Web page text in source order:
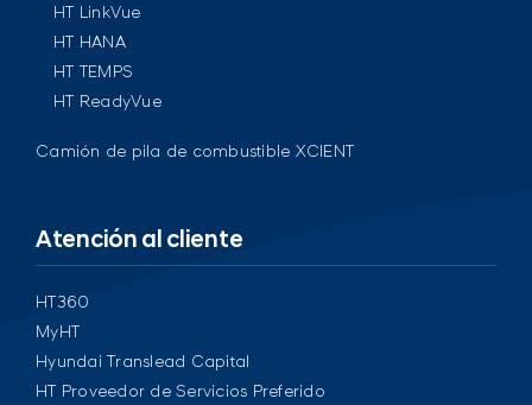
HT LinkVue
HT HANA
HT TEMPS
HT ReadyVue
Camión de pila de combustible XCIENT
Atención al cliente
HT360
MyHT
Hyundai Translead Capital
HT Proveedor de Servicios Preferido